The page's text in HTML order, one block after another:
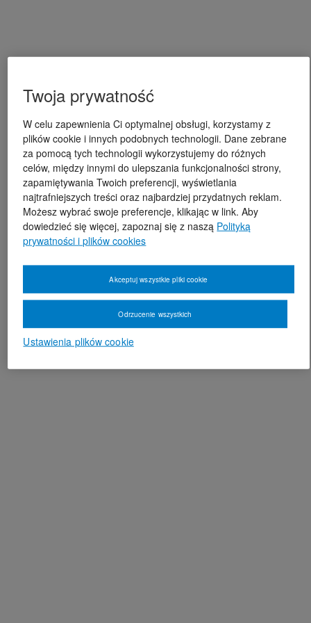
Twoja prywatność
W celu zapewnienia Ci optymalnej obsługi, korzystamy z
plików cookie i innych podobnych technologii. Dane zebrane
za pomocą tych technologii wykorzystujemy do różnych
celów, między innymi do ulepszania funkcjonalności strony,
zapamiętywania Twoich preferencji, wyświetlania
najtrafniejszych treści oraz najbardziej przydatnych reklam.
Możesz wybrać swoje preferencje, klikając w link. Aby
dowiedzieć się więcej, zapoznaj się z naszą Polityką
prywatności i plików cookies
Ustawienia plików cookie
Odrzucenie wszystkich
Akceptuj wszystkie pliki cookie